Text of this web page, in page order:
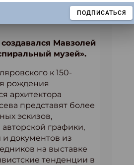
exhibitions/p/
Мавзолей
музей».
к 150-
рождения
архитектора
представят более
эскизов,
графики,
документов из
на выставке
тенденции в
ПОДПИСАТЬСЯ